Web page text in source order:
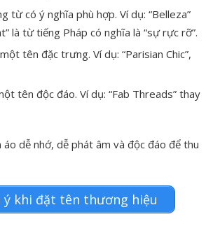
từ có ý nghĩa phù hợp. Ví dụ: “Belleza”
là từ tiếng Pháp có nghĩa là “sự rực rỡ”.
tên đặc trưng. Ví dụ: “Parisian Chic”,
tên độc đáo. Ví dụ: “Fab Threads” thay
dễ nhớ, dễ phát âm và độc đáo để thu
khi đặt tên thương hiệu